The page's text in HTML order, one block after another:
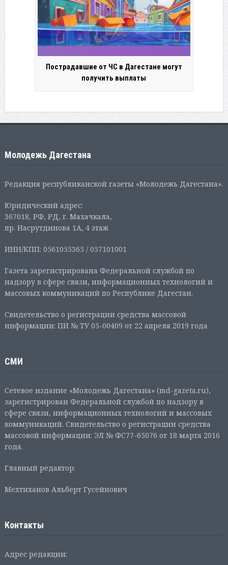
Пострадавшие от ЧС в Дагестане могут
получить выплаты
Молодежь Дагестана
Редакция республиканской газеты «Молодежь Дагестана».
Юридический адрес:
367018, РФ, РД, г. Махачкала,
пр. Насрутдинова 1А, 4 этаж
ИНН/КПП: 0561055365 / 057101001
Газета зарегистрирована Федеральной службой по
надзору в сфере связи, информационных технологий и
массовых коммуникаций по Республике Дагестан.
Свидетельство о регистрации средства массовой
информации: ПИ № ТУ 05-00409 от 22 апреля 2019 года
СМИ
Сетевое издание «Молодежь Дагестана» (md-gazeta.ru),
зарегистрирован Федеральной службой по надзору в
сфере связи, информационных технологий и массовых
коммуникаций. Свидетельство о регистрации средства
массовой информации: ЭЛ № ФС77-65076 от 18 марта 2016
года.
Главный редактор:
Мехтиханов Альберт Гусейнович
Контакты
Адрес редакции: